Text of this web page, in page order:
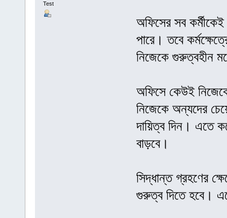
Test
অফিসের সব
পারে। তবে
নিজেকে গুরুত্বহীন
অফিসে কেউই
নিজেকে অন্যদের
দায়িত্ব দিন। এতে
বাড়বে।
সিদ্ধান্ত গ্রহণের
গুরুত্ব দিতে হবে।